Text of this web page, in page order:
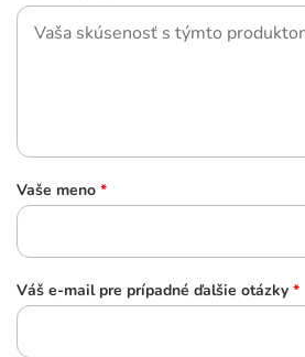
Vaše meno *
Váš e-mail pre prípadné ďalšie otázky *